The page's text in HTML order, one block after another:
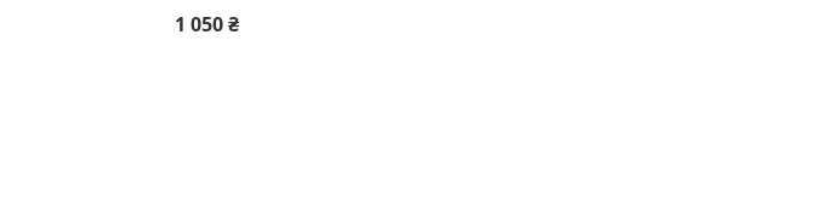
1 050 ₴
+380 (63) 921-99-33